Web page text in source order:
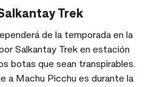
Trek
de la temporada en la
Salkantay Trek en estación
botas que sean transpirables.
a Machu Picchu es durante la